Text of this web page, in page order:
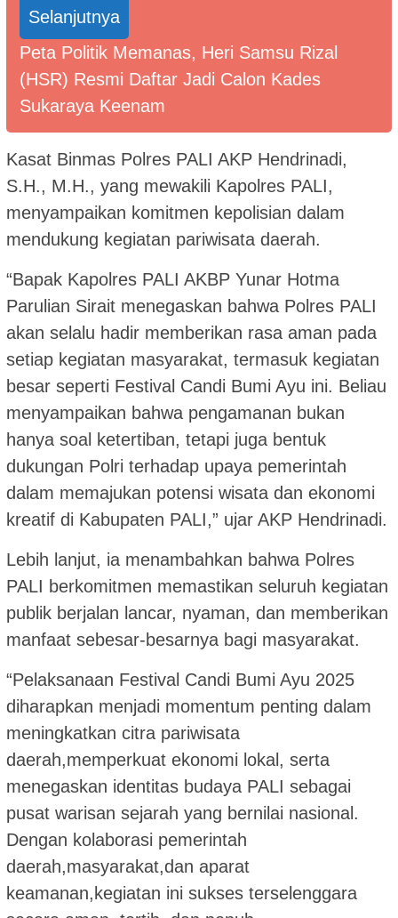
Selanjutnya
Peta Politik Memanas, Heri Samsu Rizal
(HSR) Resmi Daftar Jadi Calon Kades
Sukaraya Keenam
Kasat Binmas Polres PALI AKP Hendrinadi,
S.H., M.H., yang mewakili Kapolres PALI,
menyampaikan komitmen kepolisian dalam
mendukung kegiatan pariwisata daerah.
“Bapak Kapolres PALI AKBP Yunar Hotma
Parulian Sirait menegaskan bahwa Polres PALI
akan selalu hadir memberikan rasa aman pada
setiap kegiatan masyarakat, termasuk kegiatan
besar seperti Festival Candi Bumi Ayu ini. Beliau
menyampaikan bahwa pengamanan bukan
hanya soal ketertiban, tetapi juga bentuk
dukungan Polri terhadap upaya pemerintah
dalam memajukan potensi wisata dan ekonomi
kreatif di Kabupaten PALI,” ujar AKP Hendrinadi.
Lebih lanjut, ia menambahkan bahwa Polres
PALI berkomitmen memastikan seluruh kegiatan
publik berjalan lancar, nyaman, dan memberikan
manfaat sebesar-besarnya bagi masyarakat.
“Pelaksanaan Festival Candi Bumi Ayu 2025
diharapkan menjadi momentum penting dalam
meningkatkan citra pariwisata
daerah,memperkuat ekonomi lokal, serta
menegaskan identitas budaya PALI sebagai
pusat warisan sejarah yang bernilai nasional.
Dengan kolaborasi pemerintah
daerah,masyarakat,dan aparat
keamanan,kegiatan ini sukses terselenggara